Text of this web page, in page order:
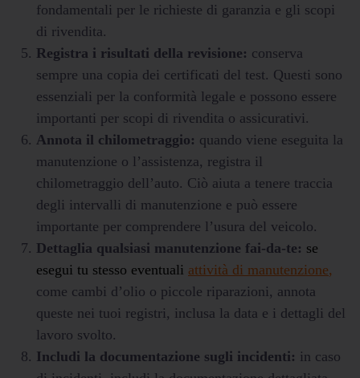
fondamentali per le richieste di garanzia e gli scopi
di rivendita.
Registra i risultati della revisione: conserva
sempre una copia dei certificati del test. Questi sono
essenziali per la conformità legale e possono essere
importanti per scopi di rivendita o assicurativi.
Annota il chilometraggio: quando viene eseguita la
manutenzione o l’assistenza, registra il
chilometraggio dell’auto. Ciò aiuta a tenere traccia
degli intervalli di manutenzione e può essere
importante per comprendere l’usura del veicolo.
Dettaglia qualsiasi manutenzione fai-da-te: se
esegui tu stesso eventuali attività di manutenzione,
come cambi d’olio o piccole riparazioni, annota
queste nei tuoi registri, inclusa la data e i dettagli del
lavoro svolto.
Includi la documentazione sugli incidenti: in caso